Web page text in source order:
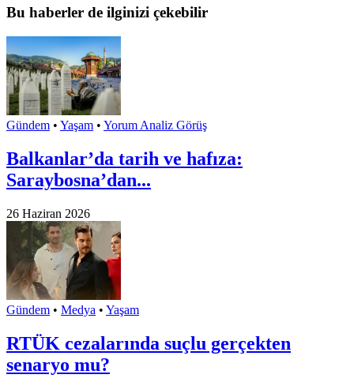
Bu haberler de ilginizi çekebilir
Gündem • Yaşam • Yorum Analiz Görüş
Balkanlar’da tarih ve hafıza:
Saraybosna’dan...
26 Haziran 2026
Gündem • Medya • Yaşam
RTÜK cezalarında suçlu gerçekten
senaryo mu?